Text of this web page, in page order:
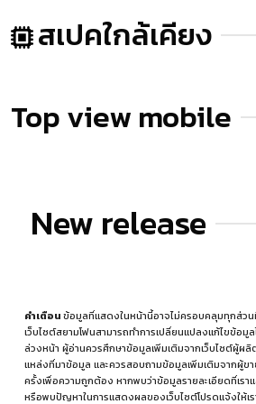
สเปคใกล้เคียง
Top view mobile
New release
คำเตือนข้อมูลที่แสดงในหน้านี้อาจไม่ครอบคลุมทุกส่ว
เว็บไซต์สยามโฟนสามารถทำการเปลี่ยนแปลงแก้ไขข้อมู
ล่วงหน้า ผู้อ่านควรศึกษาข้อมูลเพิ่มเติมจากเว็บไซต์ผู้ผลิ
แหล่งที่มาข้อมูล และควรสอบถามข้อมูลเพิ่มเติมจากผู้
ครั้งเพื่อความถูกต้อง หากพบว่าข้อมูลรายละเอียดที่เร
หรือพบปัญหาในการแสดงผลของเว็บไซต์โปรดแจ้งให้เ